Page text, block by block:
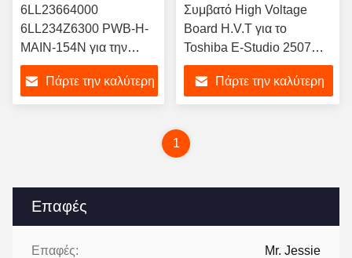
Επαφές
Επαφές: Mr. Jessie
6LL23664000
6LL234Z6300 PWB-H-
MAIN-154N για την
Toshiba
Πάρτε την καλύτερη
Συμβατό High Voltage
Board H.V.T για το
Toshiba E-Studio 2507
2809 με εγκατάσταση
Slide-in και υψηλή
ποιότητα εκτύπωσης
Πάρτε την καλύτερη
1